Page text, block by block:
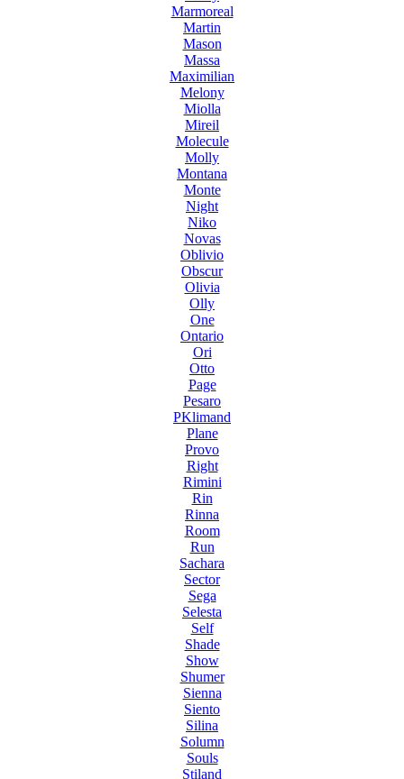
Marmoreal
Martin
Mason
Massa
Maximilian
Melony
Miolla
Mireil
Molecule
Molly
Montana
Monte
Night
Niko
Novas
Oblivio
Obscur
Olivia
Olly
One
Ontario
Ori
Otto
Page
Pesaro
PKlimand
Plane
Provo
Right
Rimini
Rin
Rinna
Room
Run
Sachara
Sector
Sega
Selesta
Self
Shade
Show
Shumer
Sienna
Siento
Silina
Solumn
Souls
Stiland